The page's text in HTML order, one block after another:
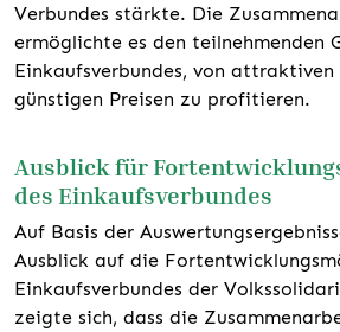
Verbundes stärkte. Die
ermöglichte es den teilnehmenden
Einkaufsverbundes, von
günstigen Preisen zu profitieren.
Ausblick für
des Einkaufsverbundes
Auf Basis der
Ausblick auf die
Einkaufsverbundes der
zeigte sich, dass die